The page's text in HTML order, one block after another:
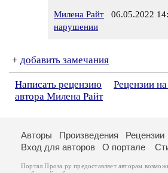
Милена Райт 06.05.2022
нарушении
+ добавить замечания
Написать рецензию
Рецензии
автора Милена Райт
Авторы Произведения Рецензии
Вход для авторов
О портале
Портал Проза.ру предоставляет авторам